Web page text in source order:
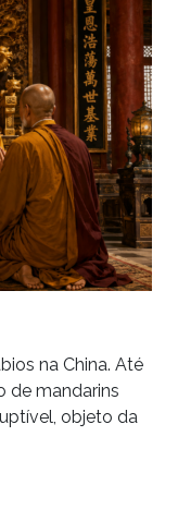
na China. Até
de mandarins
objeto da